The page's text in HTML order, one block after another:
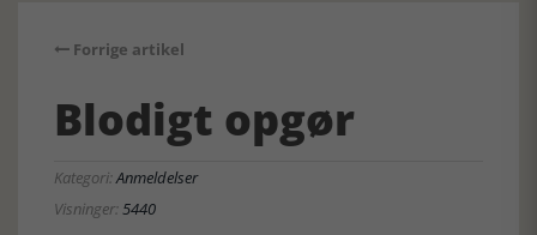
Forrige artikel
Blodigt opgør
Kategori:Anmeldelser
Visninger:5440